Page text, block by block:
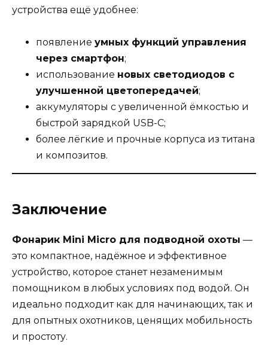
устройства ещё удобнее:
появление умных функций управления
через смартфон;
использование новых светодиодов с
улучшенной цветопередачей;
аккумуляторы с увеличенной ёмкостью и
быстрой зарядкой USB-C;
более лёгкие и прочные корпуса из титана
и композитов.
Заключение
Фонарик Mini Micro для подводной охоты —
это компактное, надёжное и эффективное
устройство, которое станет незаменимым
помощником в любых условиях под водой. Он
идеально подходит как для начинающих, так и
для опытных охотников, ценящих мобильность
и простоту.